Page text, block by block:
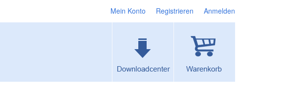
Mein Konto Registrieren Anmelden